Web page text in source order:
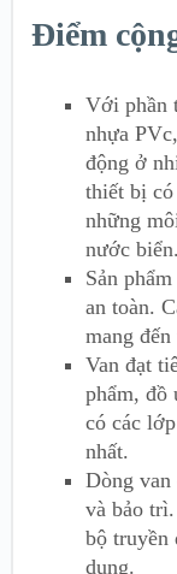
Điểm
Với phần
nhựa
động ở
thiết bị có
những
nước biển.
Sản
an toàn.
mang
Van đạt
phẩm, đồ
có các
nhất.
Dòng van
và bảo
bộ truyền
dụng.